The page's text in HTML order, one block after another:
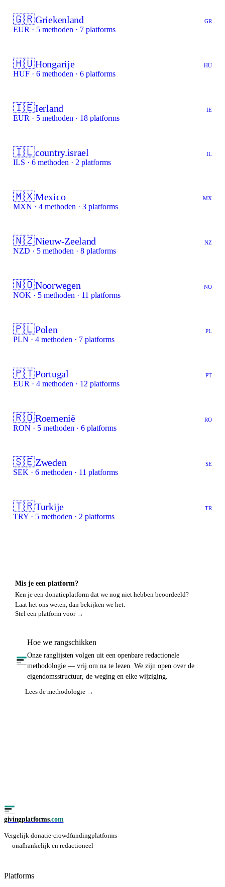
🇬🇷Griekenland GR
EUR · 5 methoden · 7 platforms
🇭🇺Hongarije HU
HUF · 6 methoden · 6 platforms
🇮🇪Ierland IE
EUR · 5 methoden · 18 platforms
🇮🇱country.israel IL
ILS · 6 methoden · 2 platforms
🇲🇽Mexico MX
MXN · 4 methoden · 3 platforms
🇳🇿Nieuw-Zeeland NZ
NZD · 5 methoden · 8 platforms
🇳🇴Noorwegen NO
NOK · 5 methoden · 11 platforms
🇵🇱Polen PL
PLN · 4 methoden · 7 platforms
🇵🇹Portugal PT
EUR · 4 methoden · 12 platforms
🇷🇴Roemenië RO
RON · 5 methoden · 6 platforms
🇸🇪Zweden SE
SEK · 6 methoden · 11 platforms
🇹🇷Turkije TR
TRY · 5 methoden · 2 platforms
Mis je een platform?
Ken je een donatieplatform dat we nog niet hebben beoordeeld?
Laat het ons weten, dan bekijken we het.
Stel een platform voor →
Hoe we rangschikken
Onze ranglijsten volgen uit een openbare redactionele
methodologie — vrij om na te lezen. We zijn open over de
eigendomsstructuur, de weging en elke wijziging.
Lees de methodologie →
givingplatforms.com
Vergelijk donatie-crowdfundingplatforms
— onafhankelijk en redactioneel
Platforms